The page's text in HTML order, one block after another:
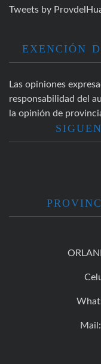
Tweets by
EXENCIÓN
Las opiniones
responsabilidad del
la opinión de